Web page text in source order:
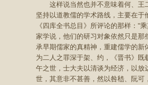
这样说当然也并不意味着何、王
坚持以道教儒的学术路线，主要在
《四库全书总目》所评论的那样："
家学说，他们的研习对象依然只是
承早期儒家的真精神，重建儒学的
为二人之罪深于架、约，《晋书》既
午之世，士大夫以清谈为经济，以
世，其意非不甚善，然以咎嵇、阮可